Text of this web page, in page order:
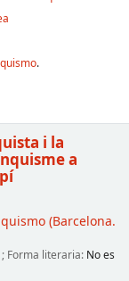
.
i la
a
(Barcelona.
; Forma literaria: No es